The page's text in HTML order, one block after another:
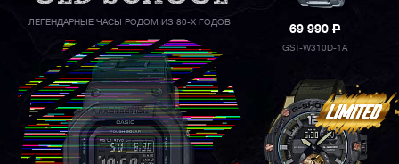
ЛЕГЕНДАРНЫЕ ЧАСЫ РОДОМ ИЗ 80-Х ГОДОВ
69 990P
GST-W310D-1A